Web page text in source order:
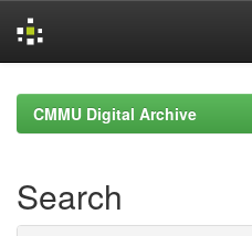
navigationCMMU Digital Archive
Search